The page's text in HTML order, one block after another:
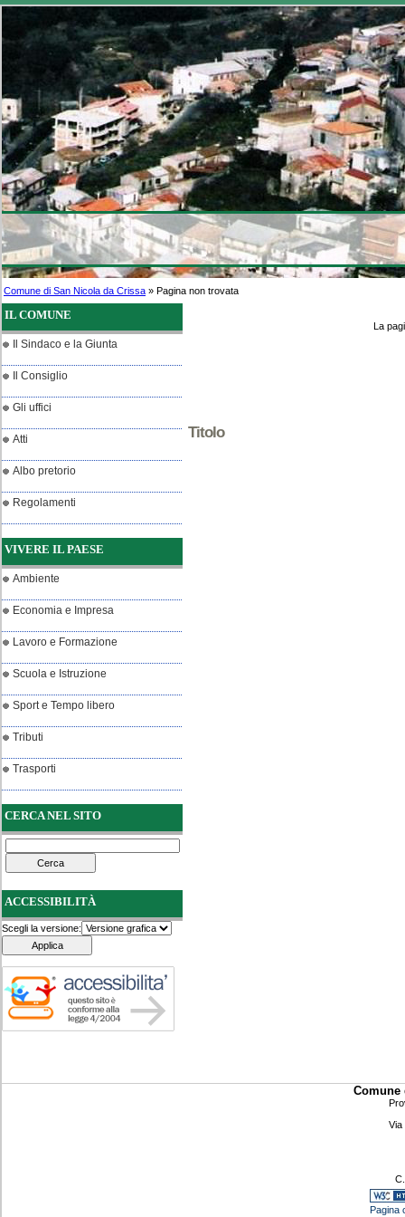
Comune di San Nicola da Crissa » Pagina non trovata
IL COMUNE
Il Sindaco e la Giunta
Il Consiglio
Gli uffici
Atti
Albo pretorio
Regolamenti
VIVERE IL PAESE
Ambiente
Economia e Impresa
Lavoro e Formazione
Scuola e Istruzione
Sport e Tempo libero
Tributi
Trasporti
CERCA NEL SITO
ACCESSIBILITÀ
Scegli la versione:
La
Titolo
Comune
Via
Pagina